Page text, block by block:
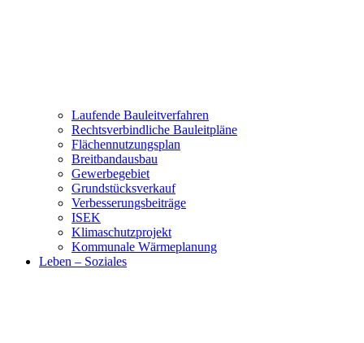
Laufende Bauleitverfahren
Rechtsverbindliche Bauleitpläne
Flächennutzungsplan
Breitbandausbau
Gewerbegebiet
Grundstücksverkauf
Verbesserungsbeiträge
ISEK
Klimaschutzprojekt
Kommunale Wärmeplanung
Leben – Soziales